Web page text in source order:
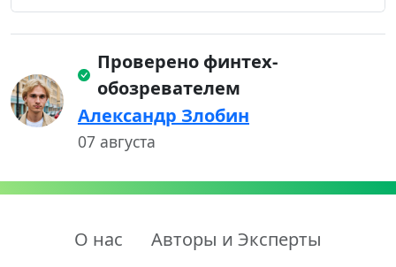
Проверено финтех-
обозревателем
Александр Злобин
07 августа
О нас
Авторы и Эксперты